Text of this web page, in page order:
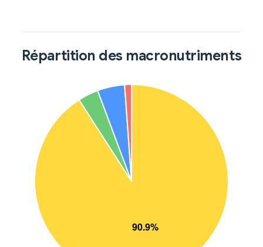
Répartition des macronutriments